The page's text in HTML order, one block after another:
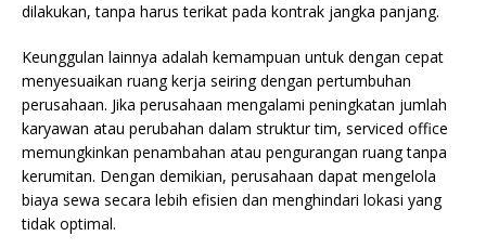
dilakukan, tanpa harus terikat pada kontrak jangka panjang.
Keunggulan lainnya adalah kemampuan untuk dengan cepat
menyesuaikan ruang kerja seiring dengan pertumbuhan
perusahaan. Jika perusahaan mengalami peningkatan jumlah
karyawan atau perubahan dalam struktur tim, serviced office
memungkinkan penambahan atau pengurangan ruang tanpa
kerumitan. Dengan demikian, perusahaan dapat mengelola
biaya sewa secara lebih efisien dan menghindari lokasi yang
tidak optimal.